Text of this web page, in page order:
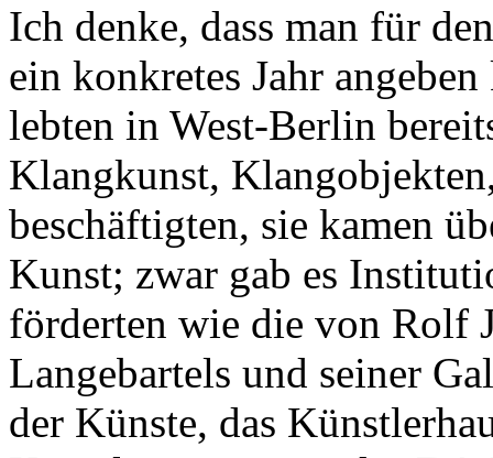
Ich denke, dass man für
ein konkretes Jahr
lebten in West-Berlin
Klangkunst,
beschäftigten, sie kamen
Kunst; zwar gab es
förderten wie die von Rolf
Langebartels und seiner
der Künste, das